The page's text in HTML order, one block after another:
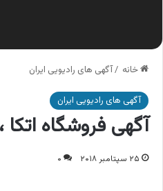
خانه /آگهی های رادیویی ایران
آگهی های رادیویی ایران
آگهی فروشگاه اتکا
۲۵ سپتامبر ۲۰۱۸ ۰